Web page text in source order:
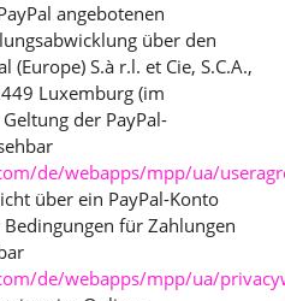
angebotenen
über den
S.à r.l. et Cie, S.C.A.,
Luxemburg (im
der PayPal-
de/webapps/mpp/ua/
über ein PayPal-Konto
für Zahlungen
de/webapps/mpp/ua/